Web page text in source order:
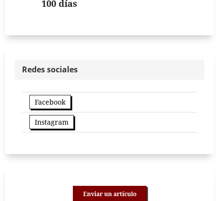
100 días
Redes sociales
Facebook
Instagram
Enviar un artículo